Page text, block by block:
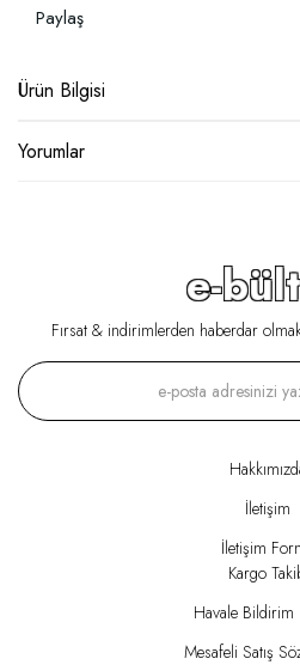
Paylaş
Ürün Bilgisi
Yorumlar
e-
Fırsat & indirimlerden haberdar
İletişim
İletişim
Kargo
Havale Bildirim
Mesafeli Satış